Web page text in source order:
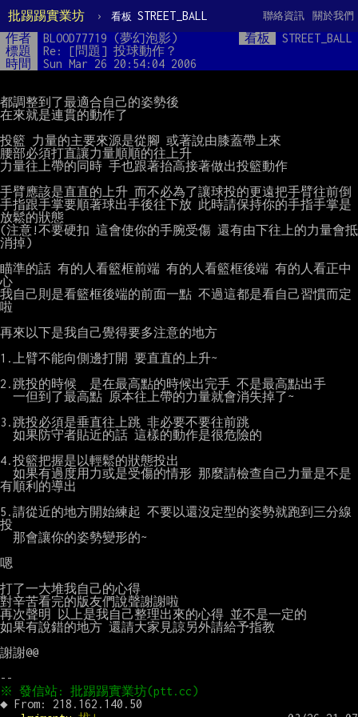
批踢踢實業坊 › 看板 STREET_BALL 關於我們
聯絡資訊
作者 BLOOD77719 (夢幻泡影) 看板
STREET_BALL
標題
Re: [問題] 投球動作？
時間
Sun Mar 26 20:54:04 2006
都調整到了最適合自己的姿勢後
在來就是連貫的動作了
投籃 力量的主要來源是從腳 或著說由膝蓋帶上來
腰部必須打直讓力量順順的往上升
力量往上帶的同時 手也跟著抬高接著做出投籃動作
手臂應該是直直的上升 而不必為了讓球投的更遠把手臂往前倒
手指跟手掌要順著球出手後往下放 此時請保持你的手指手掌是
放鬆的狀態
(注意!不要硬扣 這會使你的手腕受傷 還有由下往上的力量會抵
消掉)
瞄準的話 有的人看籃框前端 有的人看籃框後端 有的人看正中
心
我自己則是看籃框後端的前面一點 不過這都是看自己習慣而定
啦
再來以下是我自己覺得要多注意的地方
1.上臂不能向側邊打開 要直直的上升~
2.跳投的時候  是在最高點的時候出完手 不是最高點出手
3.跳投必須是垂直往上跳 非必要不要往前跳
4.投籃把握是以輕鬆的狀態投出
有順利的導出
5.請從近的地方開始練起 不要以還沒定型的姿勢就跑到三分線
投
嗯
打了一大堆我自己的心得
對辛苦看完的版友們說聲謝謝啦
再次聲明 以上是我自己整理出來的心得 並不是一定的
如果有說錯的地方 還請大家見諒另外請給予指教
謝謝@@